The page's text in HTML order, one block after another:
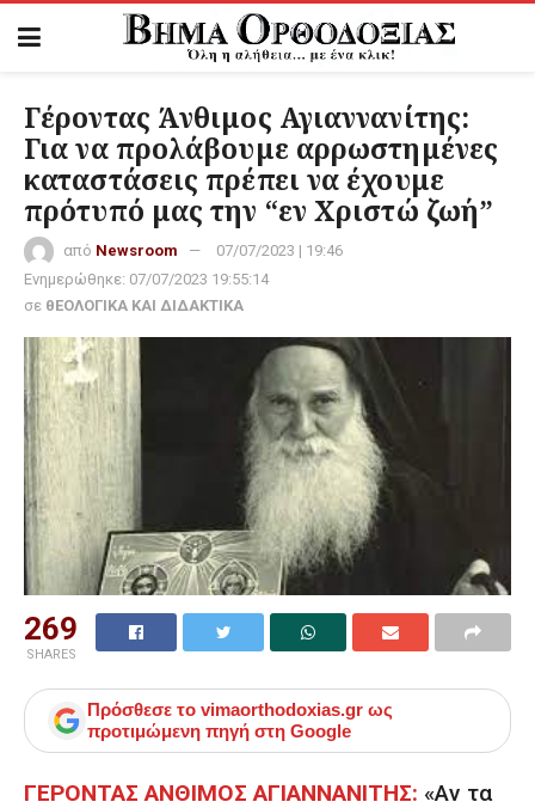
Γέροντας Άνθιμος Αγιαννανίτης:
Για να προλάβουμε αρρωστημένες
καταστάσεις πρέπει να έχουμε
πρότυπό μας την “εν Χριστώ ζωή”
από Newsroom
07/07/2023 | 19:46
Ενημερώθηκε: 07/07/2023 19:55:14
σε θΕΟΛΟΓΙΚΑ ΚΑΙ ΔΙΔΑΚΤΙΚΑ
269
SHARES
Πρόσθεσε το vimaorthodoxias.gr ως
προτιμώμενη πηγή στη Google
ΓΕΡΟΝΤΑΣ ΑΝΘΙΜΟΣ ΑΓΙΑΝΝΑΝΙΤΗΣ: «Αν τα